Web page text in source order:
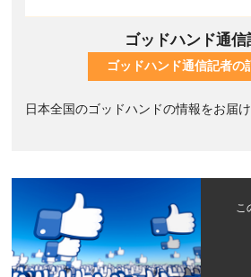
ゴッドハンド通信
ゴッドハンド通信記者の
日本全国のゴッドハンドの情報をお届け
こ